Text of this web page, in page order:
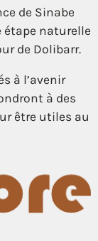
de Sinabe
naturelle
de Dolibarr.
à l’avenir
à des
être utiles au